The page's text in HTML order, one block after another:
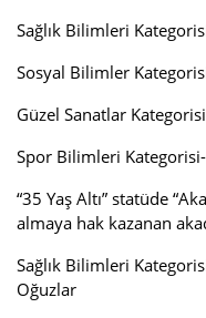
Sağlık Bilimleri
Sosyal Bilimler
Güzel Sanatlar
Spor Bilimleri
“35 Yaş Altı” statüde
almaya hak kazanan
Sağlık Bilimleri
Oğuzlar